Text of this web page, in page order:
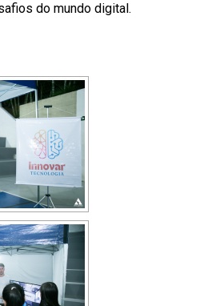
do mundo digital.